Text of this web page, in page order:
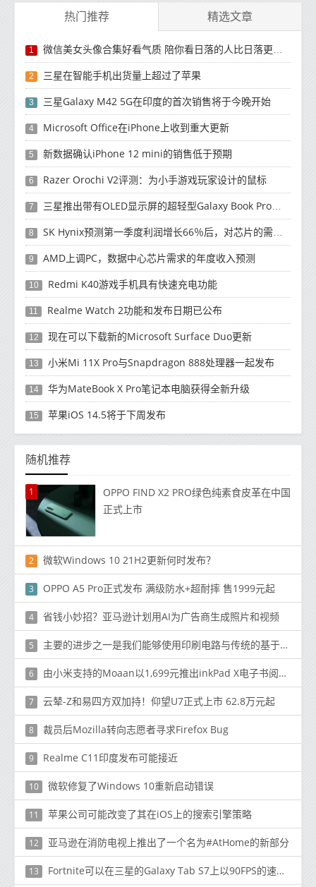
热门推荐 精选文章
1 微信美女头像合集好看气质 陪你看日落的人比日落更浪漫
2 三星在智能手机出货量上超过了苹果
3 三星Galaxy M42 5G在印度的首次销售将于今晚开始
4 Microsoft Office在iPhone上收到重大更新
5 新数据确认iPhone 12 mini的销售低于预期
6 Razer Orochi V2评测：为小手游戏玩家设计的鼠标
7 三星推出带有OLED显示屏的超轻型Galaxy Book Pro和Galaxy Book Pro 360笔记本电脑
8 SK Hynix预测第一季度利润增长66％后，对芯片的需求将增强
9 AMD上调PC，数据中心芯片需求的年度收入预测
10 Redmi K40游戏手机具有快速充电功能
11 Realme Watch 2功能和发布日期已公布
12 现在可以下载新的Microsoft Surface Duo更新
13 小米Mi 11X Pro与Snapdragon 888处理器一起发布
14 华为MateBook X Pro笔记本电脑获得全新升级
15 苹果iOS 14.5将于下周发布
随机推荐
1
OPPO FIND X2 PRO绿色纯素食皮革在中国
正式上市
2 微软Windows 10 21H2更新何时发布？
3 OPPO A5 Pro正式发布 满级防水+超耐摔 售1999元起
4 省钱小妙招？亚马逊计划用AI为广告商生成照片和视频
5 主要的进步之一是我们能够使用印刷电路与传统的基于硅的电子元件建立接口
6 由小米支持的Moaan以1,699元推出inkPad X电子书阅读器
7 云辇-Z和易四方双加持！仰望U7正式上市 62.8万元起
8 裁员后Mozilla转向志愿者寻求Firefox Bug
9 Realme C11印度发布可能接近
10 微软修复了Windows 10重新启动错误
11 苹果公司可能改变了其在iOS上的搜索引擎策略
12 亚马逊在消防电视上推出了一个名为#AtHome的新部分
13 Fortnite可以在三星的Galaxy Tab S7上以90FPS的速度运行